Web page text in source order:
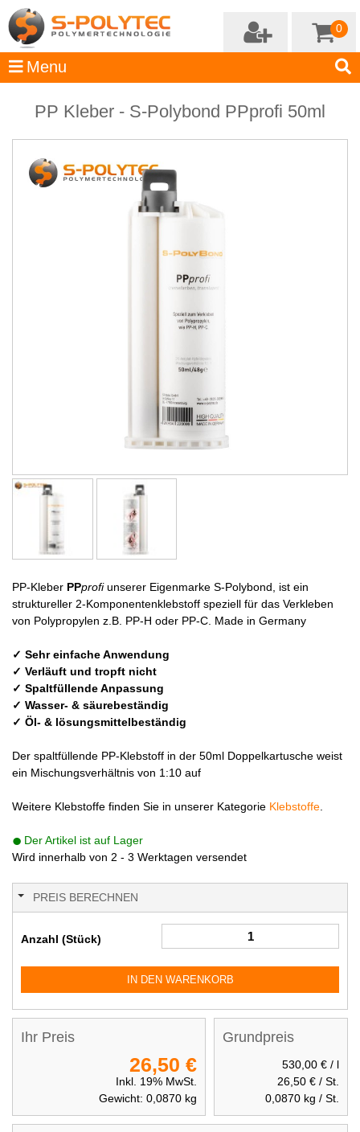
0
PP Kleber - S-Polybond PPprofi 50ml
PP-Kleber PPprofiunserer Eigenmarke S-Polybond, ist ein
struktureller 2-Komponentenklebstoff speziell für das Verkleben
von Polypropylen z.B. PP-H oder PP-C. Made in Germany
✓ Sehr einfache Anwendung
✓ Verläuft und tropft nicht
✓ Spaltfüllende Anpassung
✓ Wasser- & säurebeständig
✓ Öl- & lösungsmittelbeständig
Der spaltfüllende PP-Klebstoff in der 50ml Doppelkartusche weist
ein Mischungsverhältnis von 1:10 auf
Weitere Klebstoffe finden Sie in unserer Kategorie Klebstoffe
Der Artikel ist auf Lager
Wird innerhalb von 2 - 3 Werktagen versendet
PREIS BERECHNEN
Anzahl (Stück)
IN DEN WARENKORB
Grundpreis
530,00 €/ l
26,50 €/ St.
0,0870 kg / St.
Ihr Preis
26,50 €
Inkl. 19% MwSt.
Gewicht: 0,0870kg